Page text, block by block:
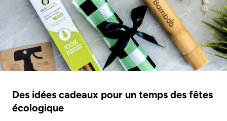
Des idées cadeaux pour un temps des fêtes
écologique